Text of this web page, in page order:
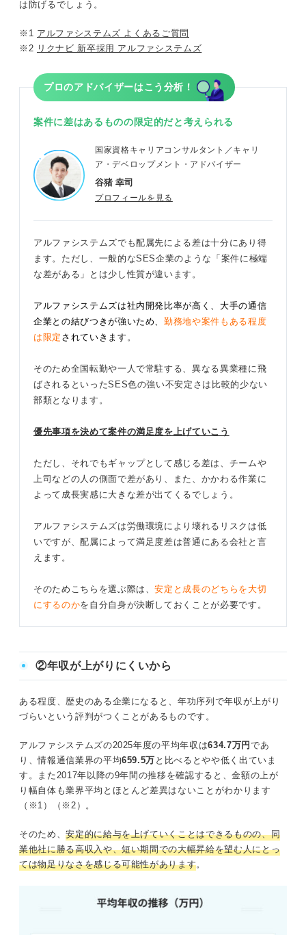
は防げるでしょう。
※1 アルファシステムズ よくあるご質問
※2 リクナビ 新卒採用 アルファシステムズ
プロのアドバイザーはこう分析！
案件に差はあるものの限定的だと考えられる
国家資格キャリアコンサルタント／キャリ
ア・デベロップメント・アドバイザー
谷猪 幸司
プロフィールを見る
アルファシステムズでも配属先による差は十分にあり得
ます。ただし、一般的なSES企業のような「案件に極端
な差がある」とは少し性質が違います。
アルファシステムズは社内開発比率が高く、大手の通信
企業との結びつきが強いため、勤務地や案件もある程度
は限定 されていきます 。
そのため全国転勤や一人で常駐する、異なる異業種に飛
ばされるといったSES色の強い不安定さは比較的少ない
部類となります。
優先事項を決めて案件の満足度を上げていこう
ただし、それでもギャップとして感じる差は、チームや
上司などの人の側面で差があり、また、かかわる作業に
よって成長実感に大きな差が出てくるでしょう。
アルファシステムズは労働環境により壊れるリスクは低
いですが、配属によって満足度差は普通にある会社と言
えます。
そのためこちらを選ぶ際は、安定と成長のどちらを大切
にするのかを自分自身が決断しておくことが必要です。
②年収が上がりにくいから
ある程度、歴史のある企業になると、年功序列で年収が上がり
づらいという評判がつくことがあるものです。
アルファシステムズの2025年度の平均年収は634.7万円 であ
り、情報通信業界の平均659.5万 と比べるとやや低く出ていま
す。また2017年以降の9年間の推移を確認すると、金額の上が
り幅自体も業界平均とほとんど差異はないことがわかります
（※1）（※2）。
そのため、安定的に給与を上げていくことはできるものの、同
業他社に勝る高収入や、短い期間での大幅昇給を望む人にとっ
ては物足りなさを感じる可能性があります。